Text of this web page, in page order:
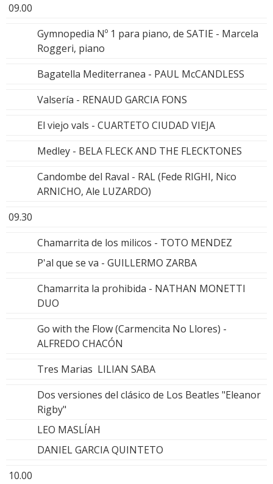
09.00
Gymnopedia Nº 1 para piano, de SATIE - Marcela
Roggeri, piano
Bagatella Mediterranea - PAUL McCANDLESS
Valsería - RENAUD GARCIA FONS
El viejo vals - CUARTETO CIUDAD VIEJA
Medley - BELA FLECK AND THE FLECKTONES
Candombe del Raval - RAL (Fede RIGHI, Nico
ARNICHO, Ale LUZARDO)
09.30
Chamarrita de los milicos - TOTO MENDEZ
P'al que se va - GUILLERMO ZARBA
Chamarrita la prohibida - NATHAN MONETTI
DUO
Go with the Flow (Carmencita No Llores) -
ALFREDO CHACÓN
Tres Marias LILIAN SABA
Dos versiones del clásico de Los Beatles "Eleanor
Rigby"
LEO MASLÍAH
DANIEL GARCIA QUINTETO
10.00